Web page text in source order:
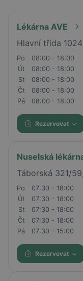
hormonech.
Tablety přípravku
léčbě (zastavení)
(krvácení z
cyklus), a k
(odsunu)
ložisek tkaniva
podobě cyst i v
popř. i v jiných
Lékárna AVE
Hlavní třída
Po
08:00 - 18:00
Út
08:00 - 18:00
St
08:00 - 18:00
Čt
08:00 - 18:00
Pá
08:00 - 18:00
Rezervovat
Nuselská
Táborská 321/
Po
07:30 - 18:00
Út
07:30 - 18:00
St
07:30 - 18:00
Čt
07:30 - 18:00
Pá
07:30 - 15:00
Rezervovat